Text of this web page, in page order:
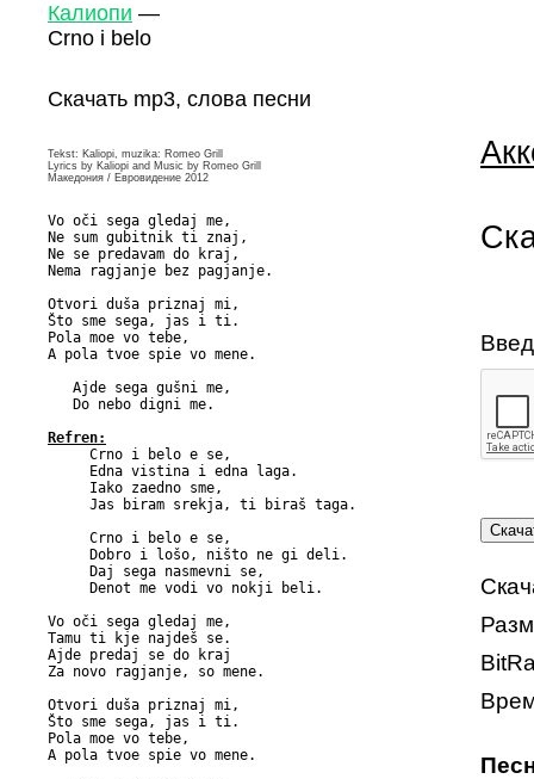
Калиопи —
Crno i belo
Скачать mp3, слова песни
Tekst: Kaliopi, muzika: Romeo Grill
Lyrics by Kaliopi and Music by Romeo Grill
Македония / Евровидение 2012
Vo oči sega gledaj me,
Ne sum gubitnik ti znaj,
Ne se predavam do kraj,
Nema ragjanje bez pagjanje.
Otvori duša priznaj mi,
Što sme sega, jas i ti.
Pola moe vo tebe,
A pola tvoe spie vo mene.
   Ajde sega gušni me,
   Do nebo digni me.
Refren:
Crno i belo e se,
     Edna vistina i edna laga.
     Iako zaedno sme,
     Jas biram srekja, ti biraš taga.
     Crno i belo e se,
     Dobro i lošo, ništo ne gi deli.
     Daj sega nasmevni se,
     Denot me vodi vo nokji beli.
Vo oči sega gledaj me,
Tamu ti kje najdeš se.
Ajde predaj se do kraj
Za novo ragjanje, so mene.
Otvori duša priznaj mi,
Što sme sega, jas i ti.
Pola moe vo tebe,
A pola tvoe spie vo mene.